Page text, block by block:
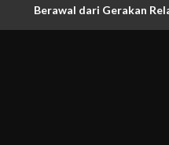
Berawal dari Gerakan